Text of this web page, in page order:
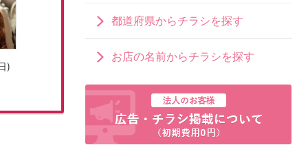
)
都道府県からチラシを探す
お店の名前からチラシを探す